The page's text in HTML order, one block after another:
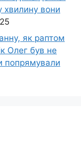
хвилину вони
як раптом
Олег був не
попрямували